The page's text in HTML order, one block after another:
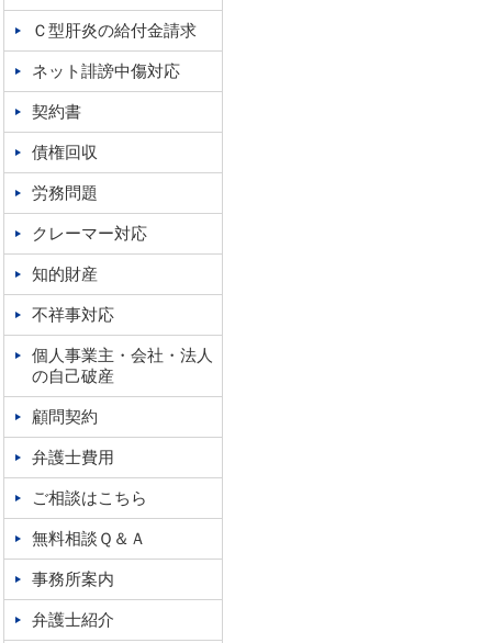
Ｃ型肝炎の給付金請求
ネット誹謗中傷対応
契約書
債権回収
労務問題
クレーマー対応
知的財産
不祥事対応
個人事業主・会社・法人
の自己破産
顧問契約
弁護士費用
ご相談はこちら
無料相談Ｑ＆Ａ
事務所案内
弁護士紹介